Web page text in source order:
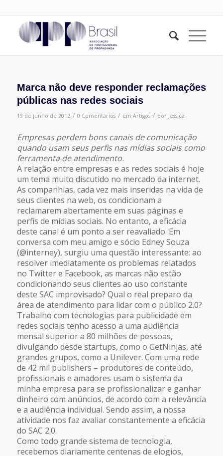
Marca não deve responder reclamações
públicas nas redes sociais
19 de junho de 2012 / 0 Comentários / em Artigos / por Jessica
Empresas perdem bons canais de comunicação
quando usam seus perfis nas mídias sociais como
ferramenta de atendimento.
A relação entre empresas e as redes sociais é hoje
um tema muito discutido no mercado da internet.
As companhias, cada vez mais inseridas na vida de
seus clientes na web, os condicionam a
reclamarem abertamente em suas páginas e
perfis de mídias sociais. No entanto, a eficácia
deste canal é um ponto a ser reavaliado. Em
conversa com meu amigo e sócio Edney Souza
(@interney), surgiu uma questão interessante: ao
resolver imediatamente os problemas relatados
no Twitter e Facebook, as marcas não estão
condicionando seus clientes ao uso constante
deste SAC improvisado? Qual o real preparo da
área de atendimento para lidar com o público 2.0?
Trabalho com tecnologias para publicidade em
redes sociais tenho acesso a uma audiência
mensal superior a 80 milhões de pessoas,
divulgando desde startups, como o GetNinjas, até
grandes grupos, como a Unilever. Com uma rede
de 42 mil publishers – produtores de conteúdo,
profissionais e amadores usam o sistema da
minha empresa para se profissionalizar e ganhar
dinheiro com anúncios, de acordo com a relevância
e a audiência individual. Sendo assim, a nossa
atividade nos faz avaliar constantemente a eficácia
do SAC 2.0.
Como todo grande sistema de tecnologia,
recebemos diariamente centenas de elogios,